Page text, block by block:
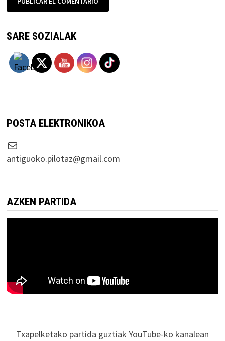
SARE SOZIALAK
POSTA ELEKTRONIKOA
Correo electrónico
antiguoko.pilotaz@gmail.com
AZKEN PARTIDA
Txapelketako partida guztiak YouTube-ko kanalean